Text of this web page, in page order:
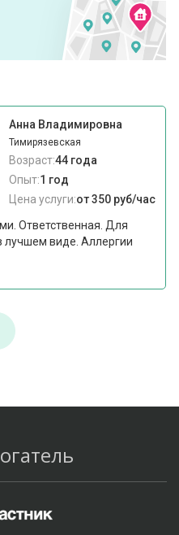
Анна Владимировна
Тимирязевская
Возраст:44 года
Опыт:1 год
Цена услуги:от 350 руб/час
Ответственная. Для
лучшем виде. Аллергии